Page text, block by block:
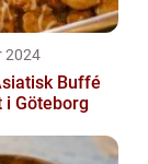
2024
Buffé
i Göteborg